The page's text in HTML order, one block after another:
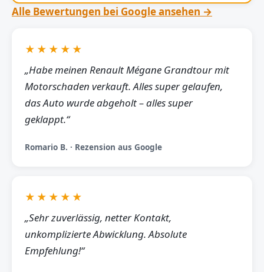
Alle Bewertungen bei Google ansehen →
★★★★★
„Habe meinen Renault Mégane Grandtour mit
Motorschaden verkauft. Alles super gelaufen,
das Auto wurde abgeholt – alles super
geklappt.“
Romario B. · Rezension aus Google
★★★★★
„Sehr zuverlässig, netter Kontakt,
unkomplizierte Abwicklung. Absolute
Empfehlung!“